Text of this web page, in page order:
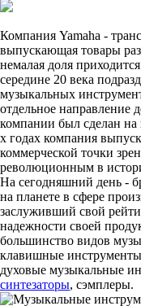
Компания Yamaha -
выпускающая товары
немалая доля
середине 20 века
музыкальных
отдельное направление
компании был сделан
х годах компания
коммерческой точки
революционным в
На сегодняшний день -
на планете в сфере
заслуживший свой
надежности своей
большинство видов
клавишные
духовые музыкальные
синтезаторы, сэмплеры.